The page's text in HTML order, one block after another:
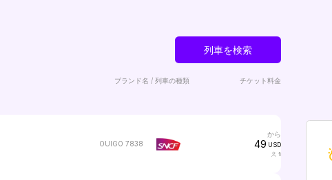
列車を検索
ブランド名 / 列車の種類 チケット料金
OUIGO 7838
から
49 USD
1